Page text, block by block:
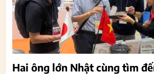
Hai ông lớn Nhật cùng tìm